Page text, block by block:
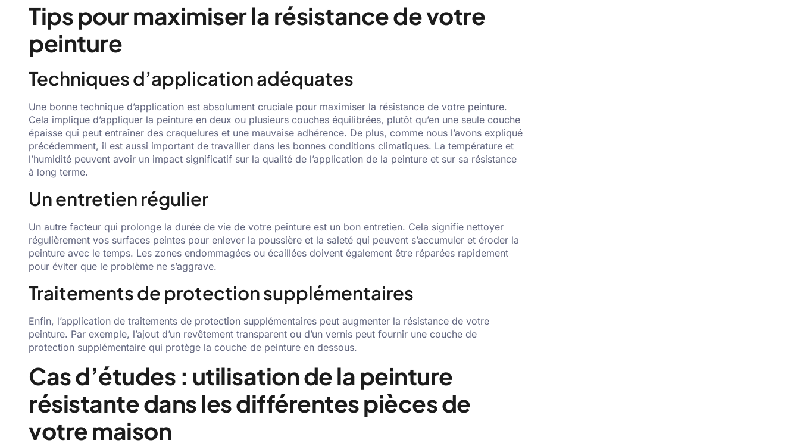
Tips pour maximiser la résistance de votre
peinture
Techniques d’application adéquates
Une bonne technique d’application est absolument cruciale pour maximiser la résistance de votre peinture.
Cela implique d’appliquer la peinture en deux ou plusieurs couches équilibrées, plutôt qu’en une seule couche
épaisse qui peut entraîner des craquelures et une mauvaise adhérence. De plus, comme nous l’avons expliqué
précédemment, il est aussi important de travailler dans les bonnes conditions climatiques. La température et
l’humidité peuvent avoir un impact significatif sur la qualité de l’application de la peinture et sur sa résistance
à long terme.
Un entretien régulier
Un autre facteur qui prolonge la durée de vie de votre peinture est un bon entretien. Cela signifie nettoyer
régulièrement vos surfaces peintes pour enlever la poussière et la saleté qui peuvent s’accumuler et éroder la
peinture avec le temps. Les zones endommagées ou écaillées doivent également être réparées rapidement
pour éviter que le problème ne s’aggrave.
Traitements de protection supplémentaires
Enfin, l’application de traitements de protection supplémentaires peut augmenter la résistance de votre
peinture. Par exemple, l’ajout d’un revêtement transparent ou d’un vernis peut fournir une couche de
protection supplémentaire qui protège la couche de peinture en dessous.
Cas d’études : utilisation de la peinture
résistante dans les différentes pièces de
votre maison